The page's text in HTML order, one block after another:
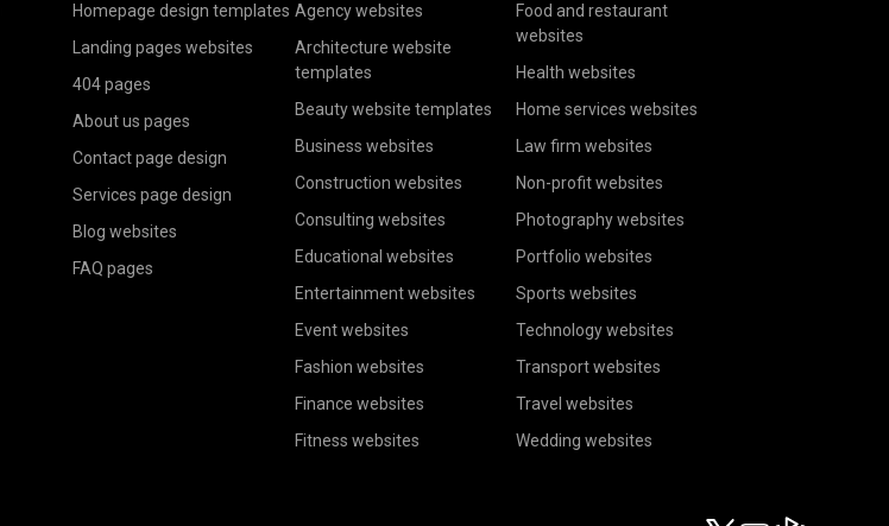
Homepage design templates
Landing pages websites
404 pages
About us pages
Contact page design
Services page design
Blog websites
FAQ pages
Agency websites
Architecture website
templates
Beauty website templates
Business websites
Construction websites
Consulting websites
Educational websites
Entertainment websites
Event websites
Fashion websites
Finance websites
Fitness websites
Food and restaurant
websites
Health websites
Home services websites
Law firm websites
Non-profit websites
Photography websites
Portfolio websites
Sports websites
Technology websites
Transport websites
Travel websites
Wedding websites